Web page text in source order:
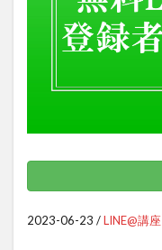
2023-06-23 /LINE@講座